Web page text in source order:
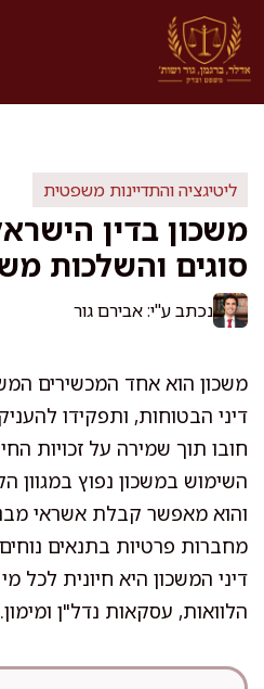
לדלג
לתוכן
ליטיגציה והתדיינות משפטית
משכון בדין
סוגים והשלכות
נכתב ע"י: אבירם גור
משכון הוא אחד המכשירים
דיני הבטוחות, ותפקידו
חובו תוך שמירה על זכויות
השימוש במשכון נפוץ במגוון
והוא מאפשר קבלת אשראי
מחברות פרטיות בתנאים
דיני המשכון היא חיונית לכל
הלוואות, עסקאות נדל"ן ומימון.